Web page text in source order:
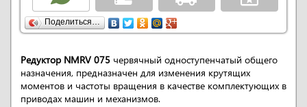
Поделиться…
Редуктор NMRV 075 червячный одноступенчатый общего
назначения, предназначен для изменения крутящих
моментов и частоты вращения в качестве комплектующих в
приводах машин и механизмов.